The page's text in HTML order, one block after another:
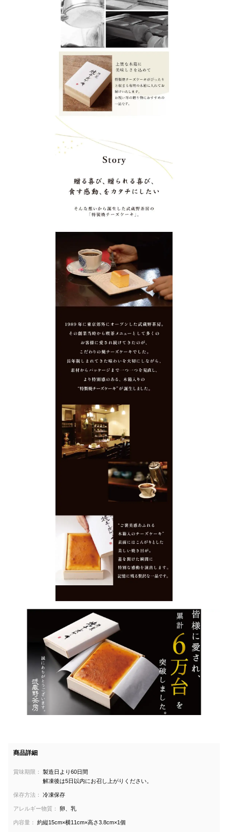
商品詳細
賞味期限：
製造日より60日間
解凍後は5日以内にお召し上がりください。
保存方法： 冷凍保存
アレルギー物質： 卵、乳
内容量： 約縦15cm×横11cm×高さ3.8cm×1個